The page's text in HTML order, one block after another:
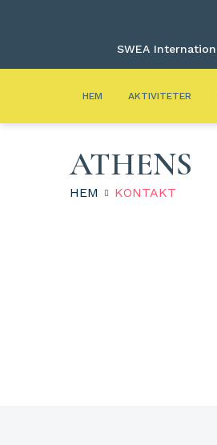
SWEA
HEM AKTIVITETER
ATHENS
HEM KONTAKT